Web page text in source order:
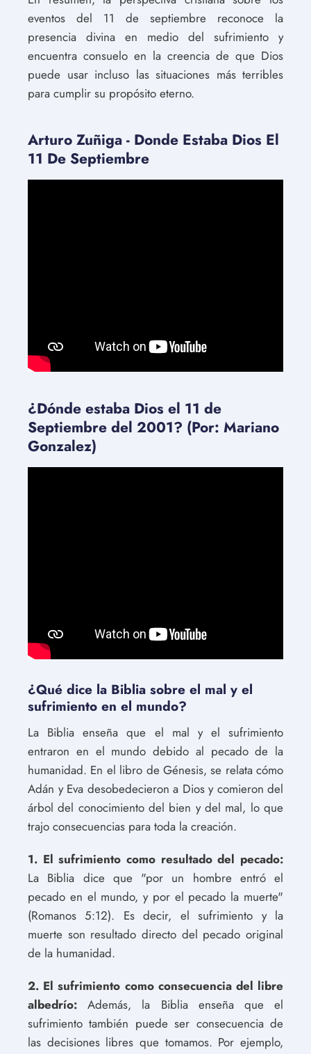
eventos del 11 de septiembre reconoce la
presencia divina en medio del sufrimiento y
encuentra consuelo en la creencia de que Dios
puede usar incluso las situaciones más terribles
para cumplir su propósito eterno.
Arturo Zuñiga - Donde Estaba Dios El
11 De Septiembre
¿Dónde estaba Dios el 11 de
Septiembre del 2001? (Por: Mariano
Gonzalez)
¿Qué dice la Biblia sobre el mal y el
sufrimiento en el mundo?
La Biblia enseña que el mal y el sufrimiento
entraron en el mundo debido al pecado de la
humanidad. En el libro de Génesis, se relata cómo
Adán y Eva desobedecieron a Dios y comieron del
árbol del conocimiento del bien y del mal, lo que
trajo consecuencias para toda la creación.
1. El sufrimiento como resultado del pecado:
La Biblia dice que "por un hombre entró el
pecado en el mundo, y por el pecado la muerte"
(Romanos 5:12). Es decir, el sufrimiento y la
muerte son resultado directo del pecado original
de la humanidad.
2. El sufrimiento como consecuencia del libre
albedrío: Además, la Biblia enseña que el
sufrimiento también puede ser consecuencia de
las decisiones libres que tomamos. Por ejemplo,